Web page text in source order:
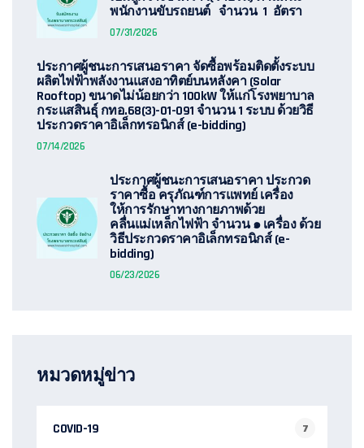
พนักงานขับรถยนต์ จำนวน 1 อัตรา
07/31/2026
ประกาศผู้ชนะการเสนอราคา จัดซื้อพร้อมติดตั้งระบบ
ผลิตไฟฟ้าพลังงานแสงอาทิตย์บนหลังคา (Solar
Rooftop) ขนาดไม่น้อยกว่า 100kW ให้แก่โรงพยาบาล
กระแสสินธุ์ กทอ.68(3)-01-091 จำนวน 1 ระบบ ด้วยวิธี
ประกวดราคาอิเล็กทรอนิกส์ (e-bidding)
07/14/2026
ประกาศผู้ชนะการเสนอราคา ประกวด
ราคาซื้อ ครุภัณฑ์การแพทย์ เครื่อง
ให้การรักษาทางกายภาพด้วย
คลื่นแม่เหล็กไฟฟ้า จำนวน ๑ เครื่อง ด้วย
วิธีประกวดราคาอิเล็กทรอนิกส์ (e-
bidding)
06/23/2026
หมวดหมู่ข่าว
COVID-19 7